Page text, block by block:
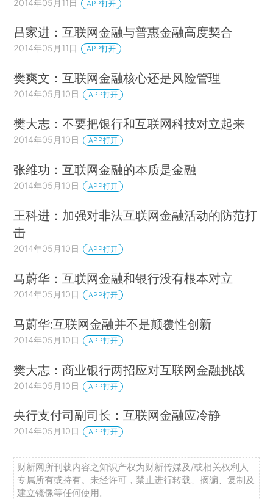
2014年05月11日 APP打开
吕家进：互联网金融与普惠金融高度契合
2014年05月11日 APP打开
樊爽文：互联网金融核心还是风险管理
2014年05月10日 APP打开
樊大志：不要把银行和互联网科技对立起来
2014年05月10日 APP打开
张维功：互联网金融的本质是金融
2014年05月10日 APP打开
王科进：加强对非法互联网金融活动的防范打
击
2014年05月10日 APP打开
马蔚华：互联网金融和银行没有根本对立
2014年05月10日 APP打开
马蔚华:互联网金融并不是颠覆性创新
2014年05月10日 APP打开
樊大志：商业银行两招应对互联网金融挑战
2014年05月10日 APP打开
央行支付司副司长：互联网金融应冷静
2014年05月10日 APP打开
财新网所刊载内容之知识产权为财新传媒及/或相关权利人
专属所有或持有。未经许可，禁止进行转载、摘编、复制及
建立镜像等任何使用。